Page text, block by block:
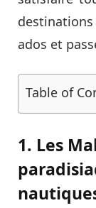
ados et
Table of
1. Les